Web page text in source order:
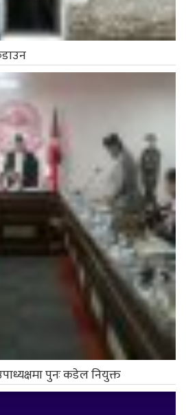
पुनः कडेल नियुक्त